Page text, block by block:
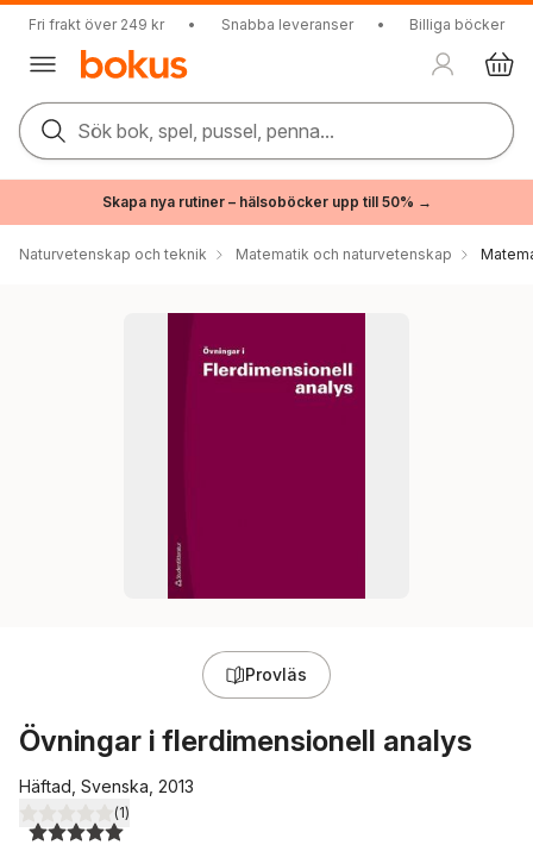
Fri frakt över 249 kr • Snabba leveranser • Billiga böcker
Sök bok, spel, pussel, penna...
Skapa nya rutiner – hälsoböcker upp till 50% →
Naturvetenskap och teknik Matematik och naturvetenskap
Provläs
Övningar i flerdimensionell analys
Häftad, Svenska, 2013
5,0utav 5 stjärnor. Totalt antal röster:
(1)